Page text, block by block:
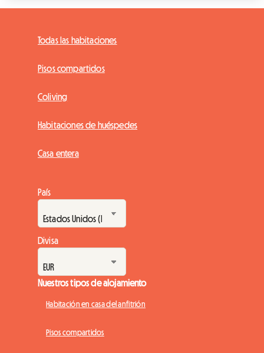
Todas las habitaciones
Pisos compartidos
Coliving
Habitaciones de huéspedes
Casa entera
País
Divisa
Nuestros tipos de alojamiento
Habitación en casa del anfitrión
Pisos compartidos